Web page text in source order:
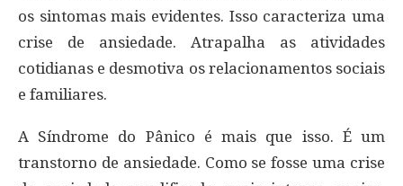
os sintomas mais evidentes. Isso caracteriza uma
crise de ansiedade. Atrapalha as atividades
cotidianas e desmotiva os relacionamentos sociais
e familiares.
A Síndrome do Pânico é mais que isso. É um
transtorno de ansiedade. Como se fosse uma crise